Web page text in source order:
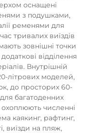
оснащені
з подушками,
ременями для
тривалих виїздів
зовнішні точки
відділення
Внутрішній
літрових моделей,
до просторих 60-
багатоденних
охоплюють численні
каякинг, рафтинг,
виїзди на пляж,